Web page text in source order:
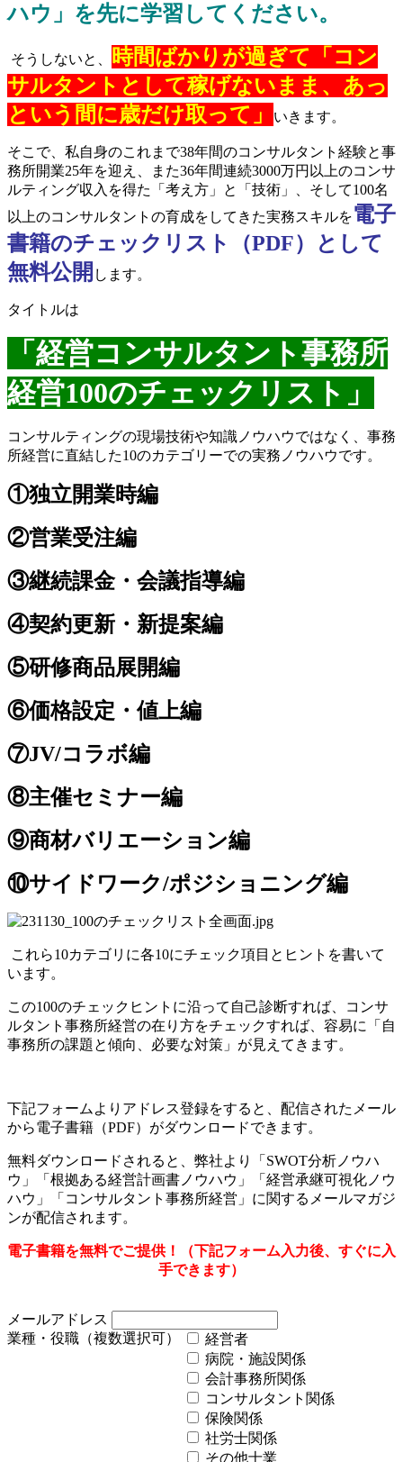
ハウ」を先に学習してください。
そうしないと、
時間ばかりが過ぎて「コン
サルタントとして稼げないまま、あっ
という間に歳だけ取って」
いきます。
そこで、私自身のこれまで38年間のコンサルタント経験と事
務所開業25年を迎え、また36年間連続3000万円以上のコンサ
ルティング収入を得た「考え方」と「技術」、そして100名
以上のコンサルタントの育成をしてきた実務スキルを電子
書籍のチェックリスト（PDF）として
無料公開 します。
タイトルは
「経営コンサルタント事務所
経営100のチェックリスト」
コンサルティングの現場技術や知識ノウハウではなく、事務
所経営に直結した10のカテゴリーでの実務ノウハウです。
①独立開業時編
②営業受注編
③継続課金・会議指導編
④契約更新・新提案編
⑤研修商品展開編
⑥価格設定・値上編
⑦JV/コラボ編
⑧主催セミナー編
⑨商材バリエーション編
⑩サイドワーク/ポジショニング編
これら10カテゴリに各10にチェック項目とヒントを書いて
います。
この100のチェックヒントに沿って自己診断すれば、コンサ
ルタント事務所経営の在り方をチェックすれば、容易に「自
事務所の課題と傾向、必要な対策」が見えてきます。
下記フォームよりアドレス登録をすると、配信されたメール
から電子書籍（PDF）がダウンロードできます。
無料ダウンロードされると、弊社より「SWOT分析ノウハ
ウ」「根拠ある経営計画書ノウハウ」「経営承継可視化ノウ
ハウ」「コンサルタント事務所経営」に関するメールマガジ
ンが配信されます。
電子書籍を無料でご提供！（下記フォーム入力後、すぐに入
手できます）
メールアドレス
業種・役職（複数選択可）
経営者
病院・施設関係
会計事務所関係
コンサルタント関係
保険関係
社労士関係
その他士業